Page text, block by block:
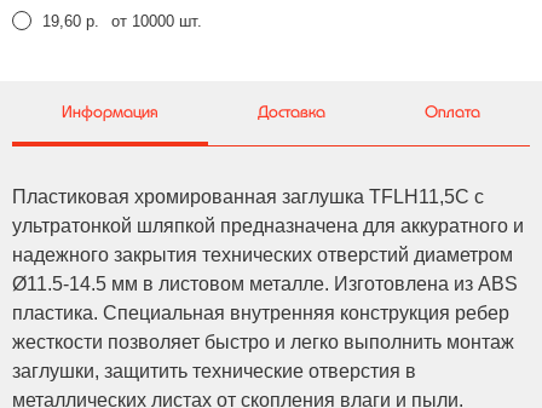
19,60 р.
от 10000 шт.
Информация Доставка Оплата
Пластиковая хромированная заглушка TFLH11,5C с
ультратонкой шляпкой предназначена для аккуратного и
надежного закрытия технических отверстий диаметром
Ø11.5-14.5 мм в листовом металле. Изготовлена из ABS
пластика. Специальная внутренняя конструкция ребер
жесткости позволяет быстро и легко выполнить монтаж
заглушки, защитить технические отверстия в
металлических листах от скопления влаги и пыли.